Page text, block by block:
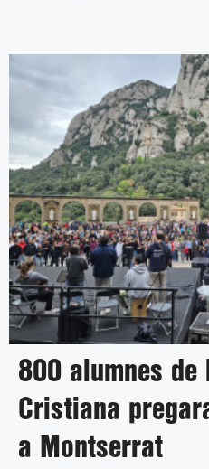
800 alumnes de
Cristiana
a Montserrat